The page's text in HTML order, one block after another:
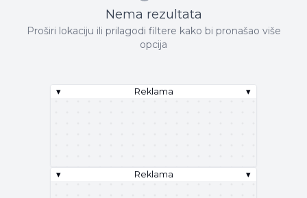
Nema rezultata
Proširi lokaciju ili prilagodi filtere kako bi pronašao više
opcija
▾ Reklama ▾
▾ Reklama ▾